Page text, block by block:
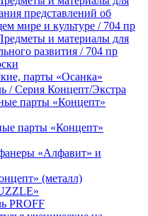
представлений об
мире и культуре / 704 пр
и материалы для
развития / 704 пр
парты «Осанка»
/ Серия Концепт/Экстра
парты «Концепт»
парты «Концепт»
«Алфавит» и
(металл)
PROFF